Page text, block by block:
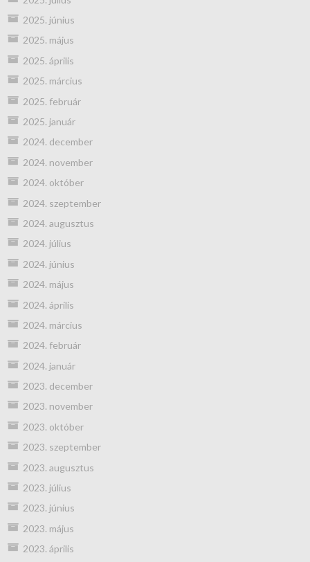
2025. június
2025. május
2025. április
2025. március
2025. február
2025. január
2024. december
2024. november
2024. október
2024. szeptember
2024. augusztus
2024. július
2024. június
2024. május
2024. április
2024. március
2024. február
2024. január
2023. december
2023. november
2023. október
2023. szeptember
2023. augusztus
2023. július
2023. június
2023. május
2023. április